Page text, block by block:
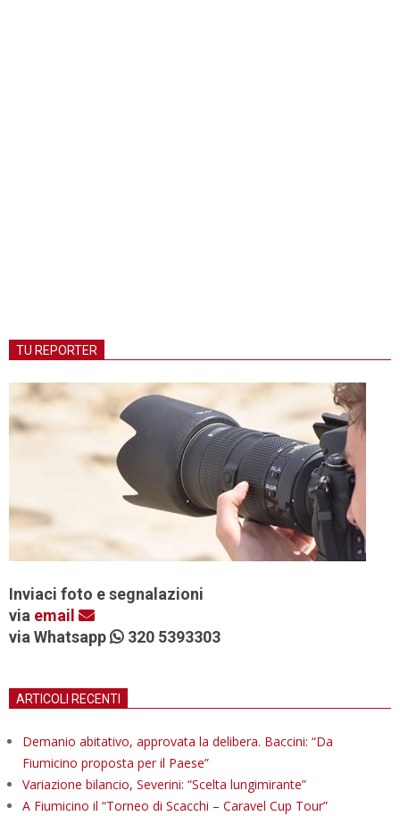
TU REPORTER
Inviaci foto e segnalazioni
via email
via Whatsapp
320 5393303
ARTICOLI RECENTI
Demanio abitativo, approvata la delibera. Baccini: “Da
Fiumicino proposta per il Paese”
Variazione bilancio, Severini: “Scelta lungimirante”
A Fiumicino il “Torneo di Scacchi – Caravel Cup Tour”